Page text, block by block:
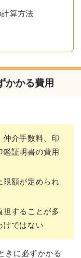
算方法
かかる費用
仲介手数料、印
証明書の費用
限額が定められ
担することが多
けではない
きに必ずかかる